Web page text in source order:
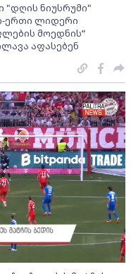
"დღის ნიუსრუმი"
ერთი ლიდერი
მოედნის“
აფასებენ